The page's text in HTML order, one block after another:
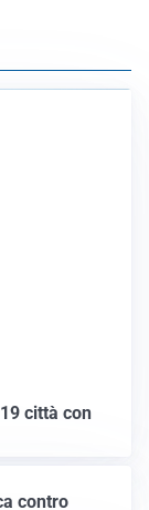
città con